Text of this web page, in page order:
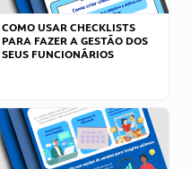
COMO USAR CHECKLISTS
PARA FAZER A GESTÃO DOS
SEUS FUNCIONÁRIOS